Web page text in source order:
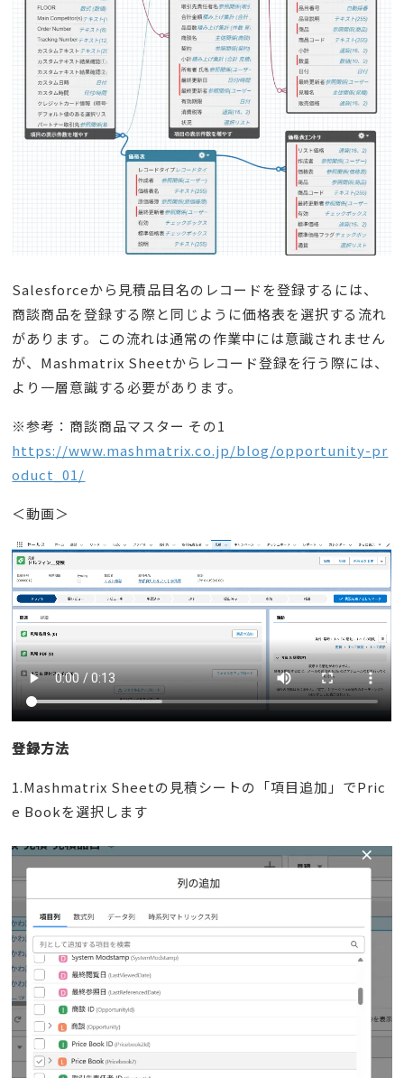
Salesforceから見積品目名のレコードを登録するには、
商談商品を登録する際と同じように価格表を選択する流れ
があります。この流れは通常の作業中には意識されません
が、Mashmatrix Sheetからレコード登録を行う際には、
より一層意識する必要があります。
※参考：商談商品マスター その1
https://www.mashmatrix.co.jp/blog/opportunity-pr
oduct_01/
＜動画＞
登録方法
1.Mashmatrix Sheetの見積シートの「項目追加」でPric
e Bookを選択します